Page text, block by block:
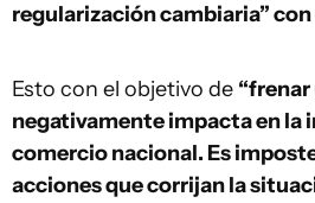
regularización cambiaria” con
Esto con el objetivo de
negativamente impacta en la
comercio nacional. Es
acciones que corrijan la